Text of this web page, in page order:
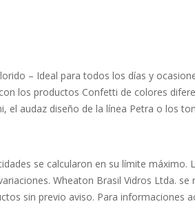
– Ideal para todos los días y
los productos Confetti de colores
el audaz diseño de la línea Petra o los
se calcularon en su límite máximo.
Wheaton Brasil Vidros Ltda. se
sin previo aviso. Para informaciones